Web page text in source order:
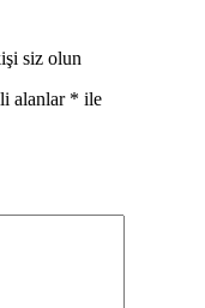
siz olun
alanlar * ile